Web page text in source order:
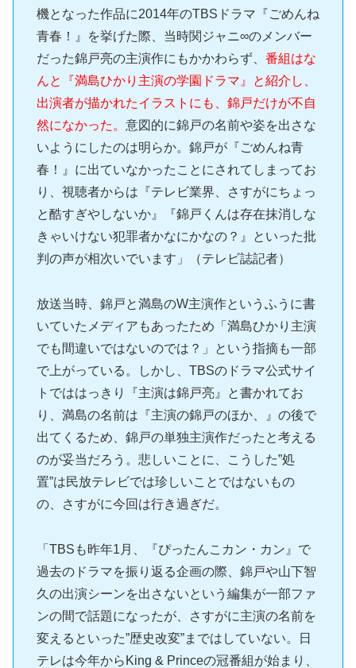
機となった作品に2014年のTBSドラマ『ごめんね
青春！』を挙げた際、当時関ジャニ∞のメンバー
だった錦戸亮の主演作にもかかわらず、 番組はな
んと『満島ひかり主演の学園ドラマ』と紹介し、
出演者が描かれたイラストにも、錦戸だけが不自
然になかった。 意図的に錦戸の名前や姿を出さな
いようにしたのは明らか。錦戸が『ごめんね青
春！』に出ていなかったことにされてしまってお
り、視聴者からは『テレビ業界、さすがにちょっ
と酷すぎやしないか』『錦戸くんは存在抹消しな
きゃいけない犯罪者かなにかなの？』といった批
判の声が相次いでいます」（テレビ誌記者）
放送当時、錦戸と満島のW主演作というふうに書
いていたメディアもあったため「満島ひかり主演
でも間違いではないのでは？」という指摘も一部
で上がっている。しかし、TBSのドラマ公式サイ
トでははっきり『主演は錦戸亮』と書かれてお
り、満島の名前は『主演の錦戸のほか、』の後で
出てくるため、錦戸の単独主演作だったと考える
のが妥当だろう。悲しいことに、こうした”処
置”は民放テレビでは珍しいことではないもの
の、さすがに今回は行き過ぎだ。
「TBSも昨年1月、『ぴったんこカン・カン』で
過去のドラマを振り返る企画の際、錦戸や山下智
久の出演シーンを出さないという編集が一部ファ
ンの間で話題になったが、さすがに主演の名前を
変えるといった”歴史改変”まではしていない。日
テレは今年からKing & Princeの冠番組が始まり、